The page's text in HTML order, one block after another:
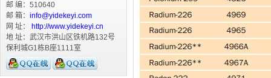
邮 编：510640
邮 箱： info@yidekeyi.com
网 址：
http://www.yidekeyi.cn
地 址：武汉市洪山区铁机路132号
保利城G1栋B座1111室